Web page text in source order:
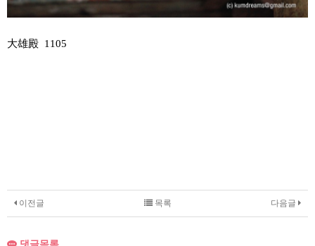
大雄殿 1105
이전글 다음글
목록